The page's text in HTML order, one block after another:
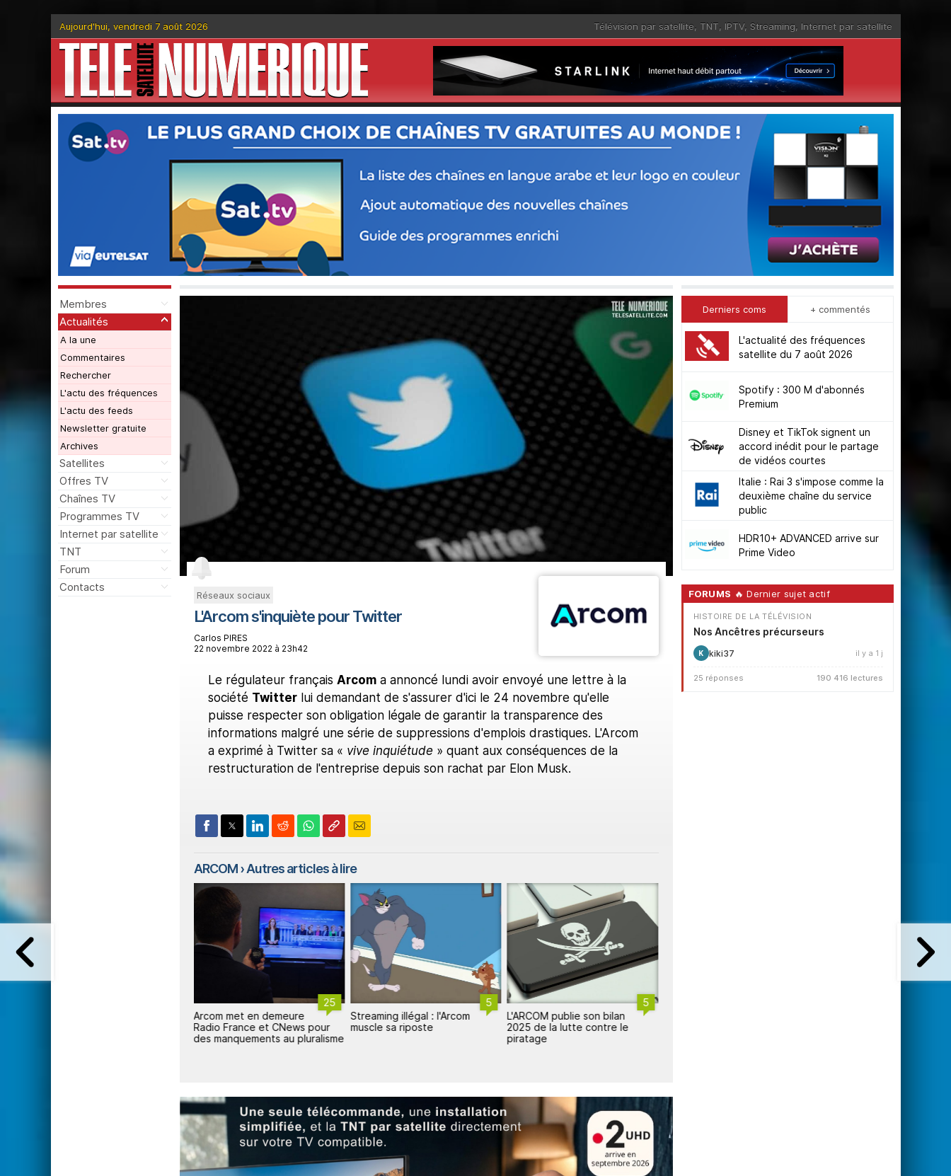
Aujourd'hui, vendredi 7 août 2026 Télévision par satellite, TNT, IPTV, Streaming, Internet par satellite
Membres
Actualités
A la une
Commentaires
Rechercher
L'actu des fréquences
L'actu des feeds
Newsletter gratuite
Archives
Satellites
Offres TV
Chaînes TV
Programmes TV
Internet par satellite
TNT
Forum
Contacts
Réseaux sociaux
L'Arcom s'inquiète pour Twitter
Carlos PIRES
22 novembre 2022 à 23h42
Le régulateur français Arcoma annoncé lundi avoir envoyé une lettre à la
société Twitterlui demandant de s'assurer d'ici le 24 novembre qu'elle
puisse respecter son obligation légale de garantir la transparence des
informations malgré une série de suppressions d'emplois drastiques. L'Arcom
a exprimé à Twitter sa « vive inquiétude » quant aux conséquences de la
restructuration de l'entreprise depuis son rachat par Elon Musk.
ARCOM› Autres articles à lire
25
Arcom met en demeure
Radio France et CNews pour
des manquements au pluralisme
5
Streaming illégal : l'Arcom
muscle sa riposte
5
L'ARCOM publie son bilan
2025 de la lutte contre le
piratage
Derniers coms + commentés
L'actualité des fréquences
satellite du 7 août 2026
Spotify : 300 M d'abonnés
Premium
Disney et TikTok signent un
accord inédit pour le partage
de vidéos courtes
Italie : Rai 3 s'impose comme la
deuxième chaîne du service
public
HDR10+ ADVANCED arrive sur
Prime Video
FORUMS 🔥 Dernier sujet actif
HISTOIRE DE LA TÉLÉVISION
Nos Ancêtres précurseurs
K kiki37 il y a 1 j
25 réponses 190 416 lectures